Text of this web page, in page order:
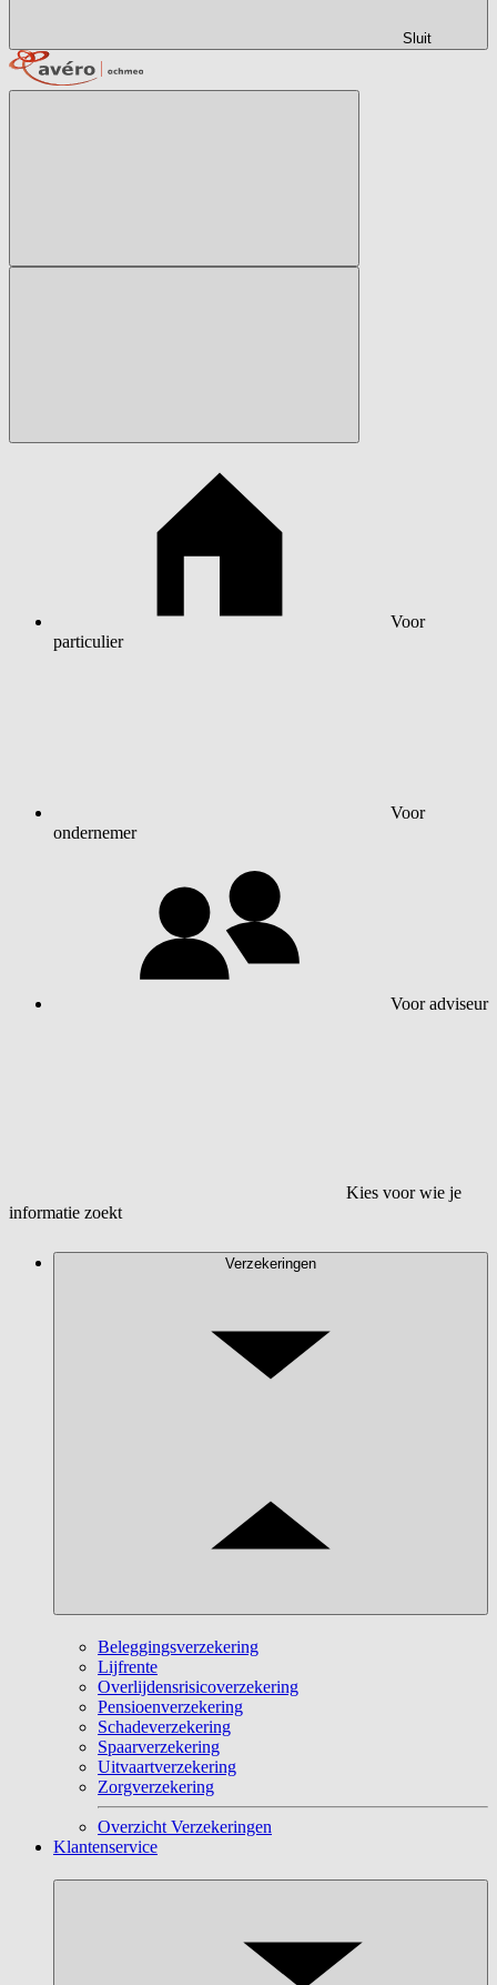
Sluit
Voor
particulier
Voor
ondernemer
Voor adviseur
Kies voor wie je
informatie zoekt
Verzekeringen
Beleggingsverzekering
Lijfrente
Overlijdensrisicoverzekering
Pensioenverzekering
Schadeverzekering
Spaarverzekering
Uitvaartverzekering
Zorgverzekering
Overzicht Verzekeringen
Klantenservice